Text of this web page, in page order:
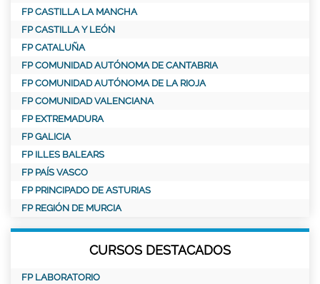
FP CASTILLA LA MANCHA
FP CASTILLA Y LEÓN
FP CATALUÑA
FP COMUNIDAD AUTÓNOMA DE CANTABRIA
FP COMUNIDAD AUTÓNOMA DE LA RIOJA
FP COMUNIDAD VALENCIANA
FP EXTREMADURA
FP GALICIA
FP ILLES BALEARS
FP PAÍS VASCO
FP PRINCIPADO DE ASTURIAS
FP REGIÓN DE MURCIA
CURSOS DESTACADOS
FP LABORATORIO